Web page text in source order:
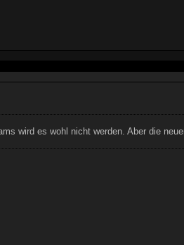
wird es wohl nicht werden. Aber die